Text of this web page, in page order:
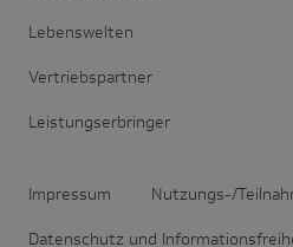
Lebenswelten
Vertriebspartner
Leistungserbringer
Impressum Nutzungs-/
Datenschutz und